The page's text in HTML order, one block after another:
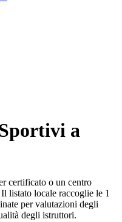
a
certificato o un centro
listato locale raccoglie le 1
per valutazioni degli
degli istruttori.